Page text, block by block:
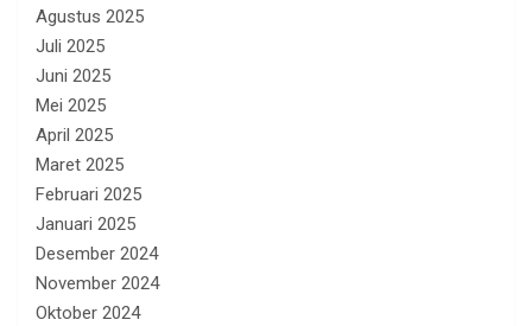
Agustus 2025
Juli 2025
Juni 2025
Mei 2025
April 2025
Maret 2025
Februari 2025
Januari 2025
Desember 2024
November 2024
Oktober 2024